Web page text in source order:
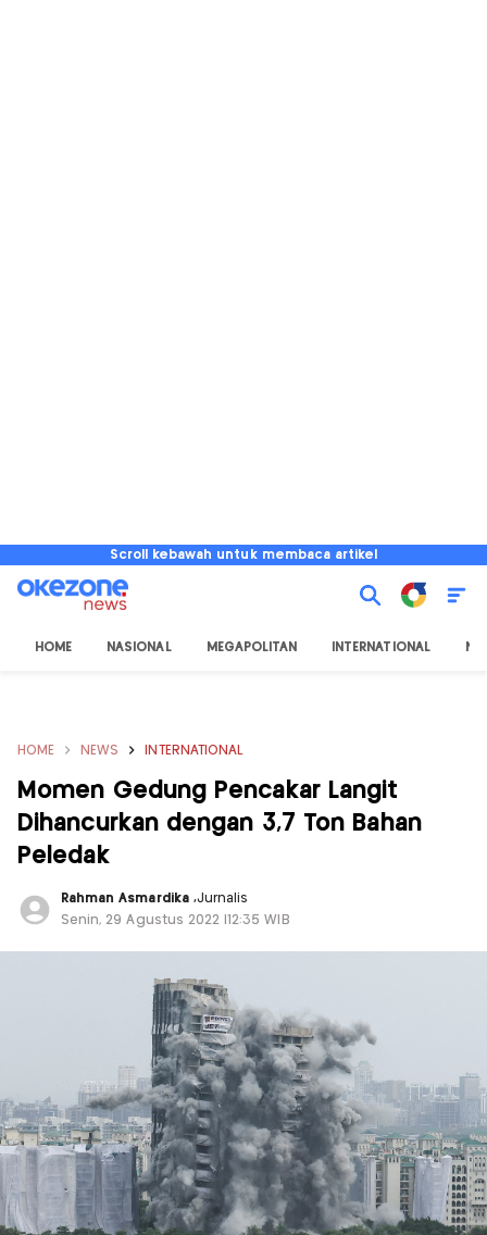
Scroll kebawah untuk membaca artikel
HOME NASIONAL MEGAPOLITAN INTERNATIONAL
HOME NEWS INTERNATIONAL
Momen Gedung Pencakar Langit
Dihancurkan dengan 3,7 Ton Bahan
Peledak
Rahman Asmardika ,Jurnalis
Senin, 29 Agustus 2022 |12:35 WIB